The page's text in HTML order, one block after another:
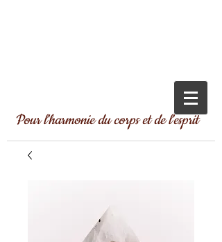
Pour l'harmonie du corps et de l'esprit